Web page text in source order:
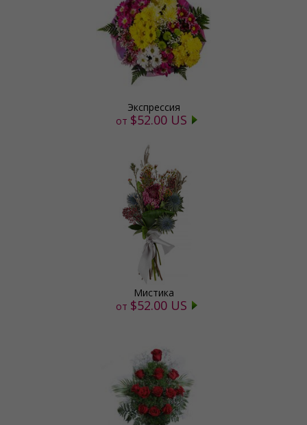
Экспрессия
от $52.00 US
Мистика
от $52.00 US